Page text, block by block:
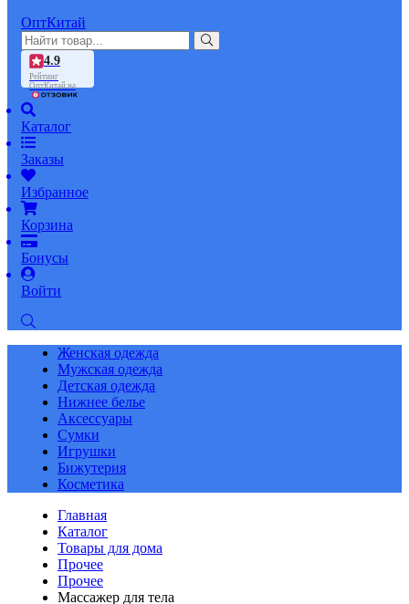
ОптКитай
4.9
Рейтинг
ОптКитай на
Каталог
Заказы
Избранное
Корзина
Бонусы
Войти
Женская одежда
Мужская одежда
Детская одежда
Нижнее белье
Аксессуары
Сумки
Игрушки
Бижутерия
Косметика
Главная
Каталог
Товары для дома
Прочее
Прочее
Массажер для тела